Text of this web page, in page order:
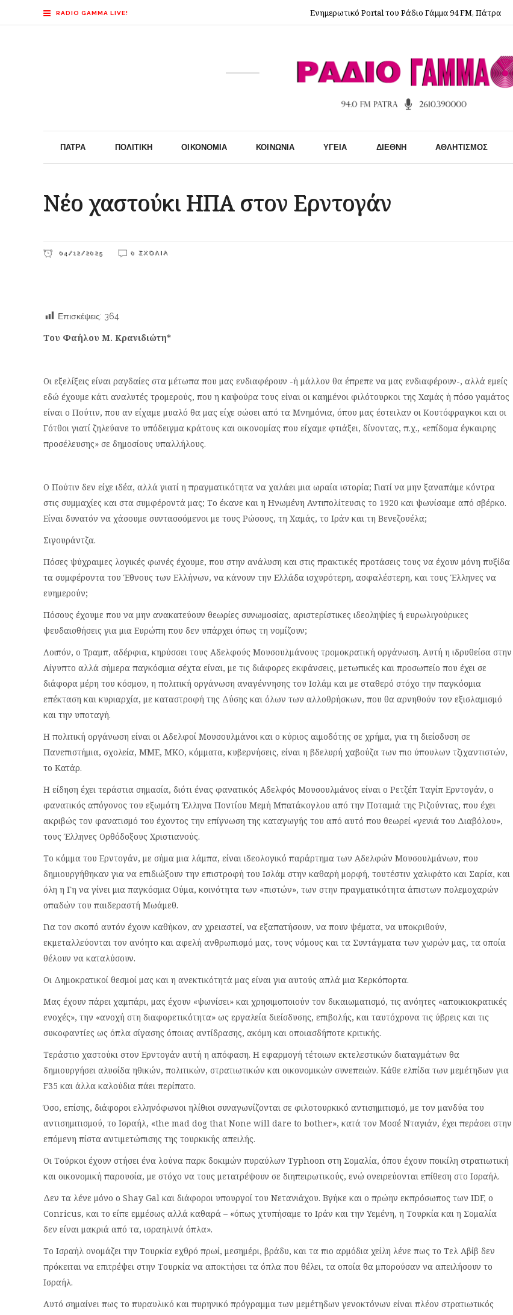
RADIO GAMMA LIVE! Ενημερωτικό Portal του Ράδιο Γάμμα 94 FM, Πάτρα
ΠΆΤΡΑ ΠΟΛΙΤΙΚΉ ΟΙΚΟΝΟΜΊΑ ΚΟΙΝΩΝΊΑ ΥΓΕΊΑ ΔΙΕΘΝΉ ΑΘΛΗΤΙΣΜΌΣ
Νέο χαστούκι ΗΠΑ στον Ερντογάν
04/12/2025 0 ΣΧΌΛΙΑ
Επισκέψεις: 364
Του Φαήλου Μ. Κρανιδιώτη*
Οι εξελίξεις είναι ραγδαίες στα μέτωπα που μας ενδιαφέρουν -ή μάλλον θα έπρεπε να μας ενδιαφέρουν-, αλλά εμείς
εδώ έχουμε κάτι αναλυτές τρομερούς, που η καψούρα τους είναι οι καημένοι φιλότουρκοι της Χαμάς ή πόσο γαμάτος
είναι ο Πούτιν, που αν είχαμε μυαλό θα μας είχε σώσει από τα Μνημόνια, όπου μας έστειλαν οι Κουτόφραγκοι και οι
Γότθοι γιατί ζηλεύανε το υπόδειγμα κράτους και οικονομίας που είχαμε φτιάξει, δίνοντας, π.χ., «επίδομα έγκαιρης
προσέλευσης» σε δημοσίους υπαλλήλους.
Ο Πούτιν δεν είχε ιδέα, αλλά γιατί η πραγματικότητα να χαλάει μια ωραία ιστορία; Γιατί να μην ξαναπάμε κόντρα
στις συμμαχίες και στα συμφέροντά μας; Το έκανε και η Ηνωμένη Αντιπολίτευσις το 1920 και ψωνίσαμε από σβέρκο.
Είναι δυνατόν να χάσουμε συντασσόμενοι με τους Ρώσους, τη Χαμάς, το Ιράν και τη Βενεζουέλα;
Σιγουράντζα.
Πόσες ψύχραιμες λογικές φωνές έχουμε, που στην ανάλυση και στις πρακτικές προτάσεις τους να έχουν μόνη πυξίδα
τα συμφέροντα του Έθνους των Ελλήνων, να κάνουν την Ελλάδα ισχυρότερη, ασφαλέστερη, και τους Έλληνες να
ευημερούν;
Πόσους έχουμε που να μην ανακατεύουν θεωρίες συνωμοσίας, αριστερίστικες ιδεοληψίες ή ευρωλιγούρικες
ψευδαισθήσεις για μια Ευρώπη που δεν υπάρχει όπως τη νομίζουν;
Λοιπόν, ο Τραμπ, αδέρφια, κηρύσσει τους Αδελφούς Μουσουλμάνους τρομοκρατική οργάνωση. Αυτή η ιδρυθείσα στην
Αίγυπτο αλλά σήμερα παγκόσμια σέχτα είναι, με τις διάφορες εκφάνσεις, μετωπικές και προσωπείο που έχει σε
διάφορα μέρη του κόσμου, η πολιτική οργάνωση αναγέννησης του Ισλάμ και με σταθερό στόχο την παγκόσμια
επέκταση και κυριαρχία, με καταστροφή της Δύσης και όλων των αλλοθρήσκων, που θα αρνηθούν τον εξισλαμισμό
και την υποταγή.
Η πολιτική οργάνωση είναι οι Αδελφοί Μουσουλμάνοι και ο κύριος αιμοδότης σε χρήμα, για τη διείσδυση σε
Πανεπιστήμια, σχολεία, ΜΜΕ, ΜΚΟ, κόμματα, κυβερνήσεις, είναι η βδελυρή χαβούζα των πιο ύπουλων τζιχαντιστών,
το Κατάρ.
Η είδηση έχει τεράστια σημασία, διότι ένας φανατικός Αδελφός Μουσουλμάνος είναι ο Ρετζέπ Ταγίπ Ερντογάν, ο
φανατικός απόγονος του εξωμότη Έλληνα Ποντίου Μεμή Μπατάκογλου από την Ποταμιά της Ριζούντας, που έχει
ακριβώς τον φανατισμό του έχοντος την επίγνωση της καταγωγής του από αυτό που θεωρεί «γενιά του Διαβόλου»,
τους Έλληνες Ορθόδοξους Χριστιανούς.
Το κόμμα του Ερντογάν, με σήμα μια λάμπα, είναι ιδεολογικό παράρτημα των Αδελφών Μουσουλμάνων, που
δημιουργήθηκαν για να επιδιώξουν την επιστροφή του Ισλάμ στην καθαρή μορφή, τουτέστιν χαλιφάτο και Σαρία, και
όλη η Γη να γίνει μια παγκόσμια Ούμα, κοινότητα των «πιστών», των στην πραγματικότητα άπιστων πολεμοχαρών
οπαδών του παιδεραστή Μωάμεθ.
Για τον σκοπό αυτόν έχουν καθήκον, αν χρειαστεί, να εξαπατήσουν, να πουν ψέματα, να υποκριθούν,
εκμεταλλεύονται τον ανόητο και αφελή ανθρωπισμό μας, τους νόμους και τα Συντάγματα των χωρών μας, τα οποία
θέλουν να καταλύσουν.
Οι Δημοκρατικοί θεσμοί μας και η ανεκτικότητά μας είναι για αυτούς απλά μια Κερκόπορτα.
Μας έχουν πάρει χαμπάρι, μας έχουν «ψωνίσει» και χρησιμοποιούν τον δικαιωματισμό, τις ανόητες «αποικιοκρατικές
ενοχές», την «ανοχή στη διαφορετικότητα» ως εργαλεία διείσδυσης, επιβολής, και ταυτόχρονα τις ύβρεις και τις
συκοφαντίες ως όπλα σίγασης όποιας αντίδρασης, ακόμη και οποιασδήποτε κριτικής.
Τεράστιο χαστούκι στον Ερντογάν αυτή η απόφαση. Η εφαρμογή τέτοιων εκτελεστικών διαταγμάτων θα
δημιουργήσει αλυσίδα ηθικών, πολιτικών, στρατιωτικών και οικονομικών συνεπειών. Κάθε ελπίδα των μεμέτηδων για
F35 και άλλα καλούδια πάει περίπατο.
Όσο, επίσης, διάφοροι ελληνόφωνοι ηλίθιοι συναγωνίζονται σε φιλοτουρκικό αντισημιτισμό, με τον μανδύα του
αντισημιτισμού, το Ισραήλ, «the mad dog that None will dare to bother», κατά τον Μοσέ Νταγιάν, έχει περάσει στην
επόμενη πίστα αντιμετώπισης της τουρκικής απειλής.
Οι Τούρκοι έχουν στήσει ένα λούνα παρκ δοκιμών πυραύλων Typhoon στη Σομαλία, όπου έχουν ποικίλη στρατιωτική
και οικονομική παρουσία, με στόχο να τους μετατρέψουν σε διηπειρωτικούς, ενώ ονειρεύονται επίθεση στο Ισραήλ.
Δεν τα λένε μόνο ο Shay Gal και διάφοροι υπουργοί του Νετανιάχου. Βγήκε και ο πρώην εκπρόσωπος των IDF, ο
Conricus, και το είπε εμμέσως αλλά καθαρά – «όπως χτυπήσαμε το Ιράν και την Υεμένη, η Τουρκία και η Σομαλία
δεν είναι μακριά από τα, ισραηλινά όπλα».
Το Ισραήλ ονομάζει την Τουρκία εχθρό πρωί, μεσημέρι, βράδυ, και τα πιο αρμόδια χείλη λένε πως το Τελ Αβίβ δεν
πρόκειται να επιτρέψει στην Τουρκία να αποκτήσει τα όπλα που θέλει, τα οποία θα μπορούσαν να απειλήσουν το
Ισραήλ.
Αυτό σημαίνει πως το πυραυλικό και πυρηνικό πρόγραμμα των μεμέτηδων γενοκτόνων είναι πλέον στρατιωτικός